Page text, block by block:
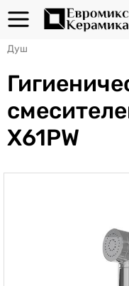
Душ
X61PW